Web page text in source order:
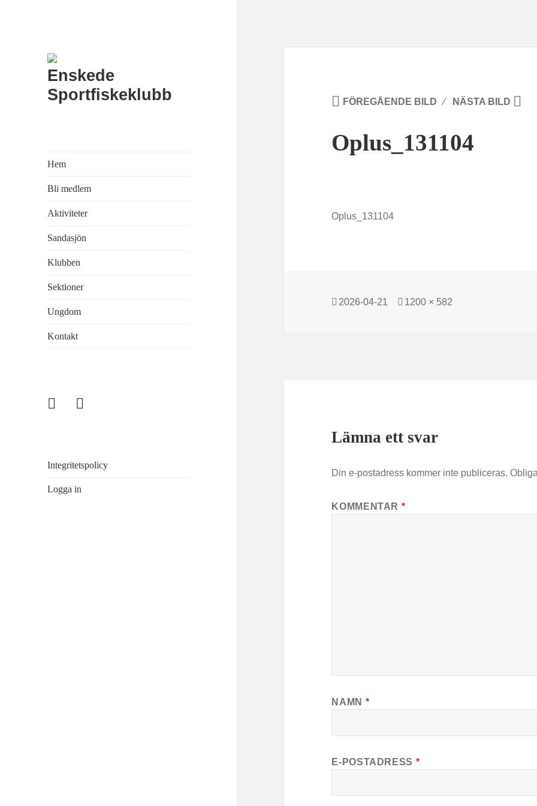
Enskede
Sportfiskeklubb
Hem
Bli medlem
Aktiviteter
Sandasjön
Klubben
Sektioner
Ungdom
Kontakt
EnskedeFiske
Integritetspolicy
Logga in
FÖREGÅENDE BILD NÄSTA BILD
Oplus_131104
Oplus_131104
Postat
2026-04-21
Full
1200 × 582
Lämna ett svar
Din e-postadress kommer inte publiceras.
KOMMENTAR *
NAMN *
E-POSTADRESS *